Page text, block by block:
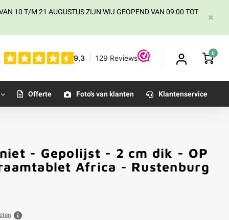
10 T/M 21 AUGUSTUS ZIJN WIJ GEOPEND VAN 09:00 TOT
0
Offerte Foto's van klanten Klantenservice
- Gepolijst - 2 cm dik - OP
Africa - Rustenburg